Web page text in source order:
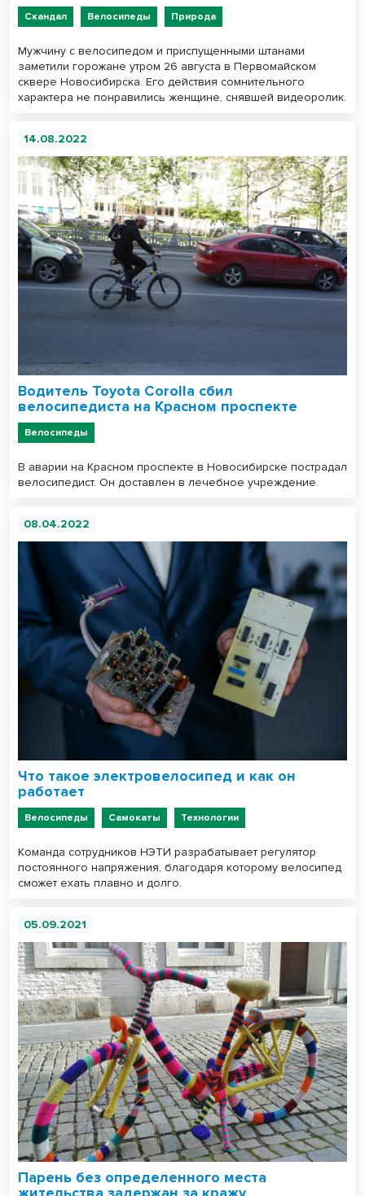
Скандал Велосипеды Природа
Мужчину с велосипедом и приспущенными штанами
заметили горожане утром 26 августа в Первомайском
сквере Новосибирска. Его действия сомнительного
характера не понравились женщине, снявшей видеоролик.
14.08.2022
Водитель Toyota Corolla сбил
велосипедиста на Красном проспекте
Велосипеды
В аварии на Красном проспекте в Новосибирске пострадал
велосипедист. Он доставлен в лечебное учреждение.
08.04.2022
Что такое электровелосипед и как он
работает
Велосипеды Самокаты Технологии
Команда сотрудников НЭТИ разрабатывает регулятор
постоянного напряжения, благодаря которому велосипед
сможет ехать плавно и долго.
05.09.2021
Парень без определенного места